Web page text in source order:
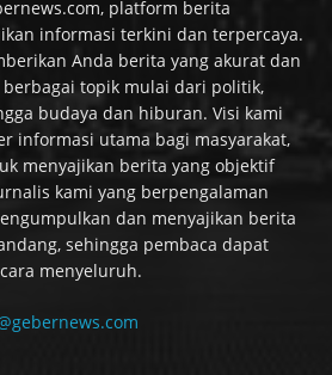
platform berita
informasi terkini dan terpercaya.
Anda berita yang akurat dan
topik mulai dari politik,
budaya dan hiburan. Visi kami
informasi utama bagi masyarakat,
menyajikan berita yang objektif
kami yang berpengalaman
dan menyajikan berita
sehingga pembaca dapat
menyeluruh.